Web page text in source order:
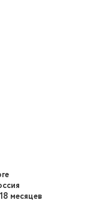
18 месяцев